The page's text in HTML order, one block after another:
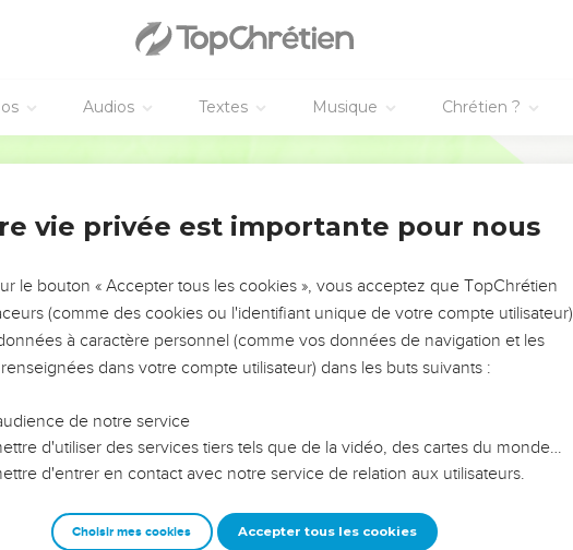
Audios Textes Musique Chrétien ?
LES VOTRES ?
leur impact, leur foi ou leur vision. Mais on voit
qu'ils ont traversés, alors même que ce sont
et responsables reviennent sur les erreurs
avec plus de sagesse afin que leurs erreurs
ministère, une équipe, un groupe ou une famille,
vie privée est importante pour nous
le bouton « Accepter tous les cookies », vous acceptez que TopChrétien
(comme des cookies ou l'identifiant unique de votre compte utilisateur)
à caractère personnel (comme vos données de navigation et les
dans votre compte utilisateur) dans les buts suivants :
de notre service
d'utiliser des services tiers tels que de la vidéo, des cartes du monde…
d'entrer en contact avec notre service de relation aux utilisateurs.
Choisir mes cookies Accepter tous les cookies